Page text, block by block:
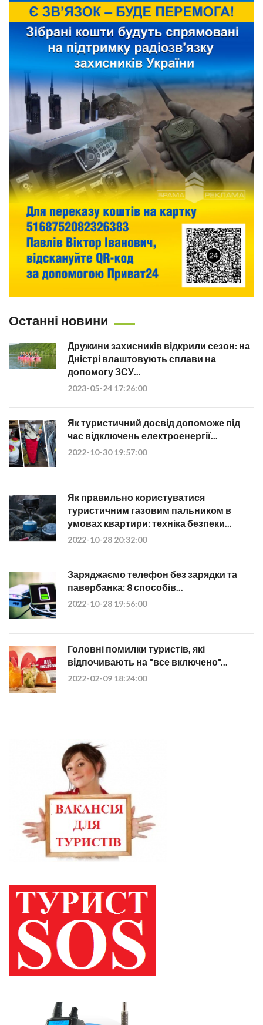
Останні новини
Дружини захисників відкрили сезон: на
Дністрі влаштовують сплави на
допомогу ЗСУ...
2023-05-24 17:26:00
Як туристичний досвід допоможе під
час відключень електроенергії...
2022-10-30 19:57:00
Як правильно користуватися
туристичним газовим пальником в
умовах квартири: техніка безпеки...
2022-10-28 20:32:00
Заряджаємо телефон без зарядки та
павербанка: 8 способів...
2022-10-28 19:56:00
Головні помилки туристів, які
відпочивають на "все включено"...
2022-02-09 18:24:00